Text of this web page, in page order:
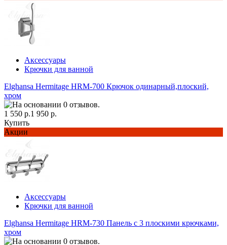
Аксессуары
Крючки для ванной
Elghansa Hermitage HRM-700 Крючок одинарный,плоский,
хром
1 550 р.1 950 р.
Купить
Акции
Аксессуары
Крючки для ванной
Elghansa Hermitage HRM-730 Панель с 3 плоскими крючками,
хром